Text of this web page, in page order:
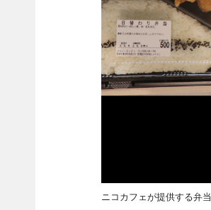
ニコカフェが提供する弁当